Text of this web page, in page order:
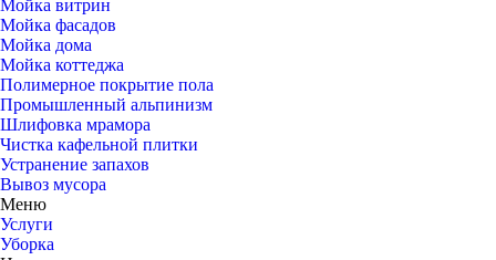
Мойка витрин
Мойка фасадов
Мойка дома
Мойка коттеджа
Полимерное покрытие пола
Промышленный альпинизм
Шлифовка мрамора
Чистка кафельной плитки
Устранение запахов
Вывоз мусора
Меню
Услуги
Уборка